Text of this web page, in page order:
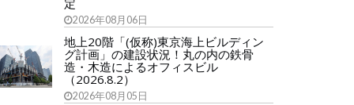
定
2026年08月06日
地上20階「(仮称)東京海上ビルディン
グ計画」の建設状況！丸の内の鉄骨
造・木造によるオフィスビル
（2026.8.2）
2026年08月05日